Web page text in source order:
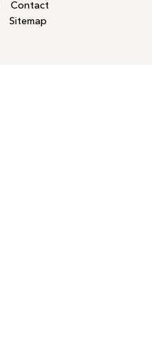
Contact
Sitemap